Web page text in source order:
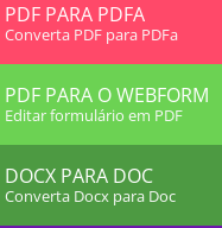
PDF PARA PDFA
Converta PDF para PDFa
PDF PARA O WEBFORM
Editar formulário em PDF
DOCX PARA DOC
Converta Docx para Doc